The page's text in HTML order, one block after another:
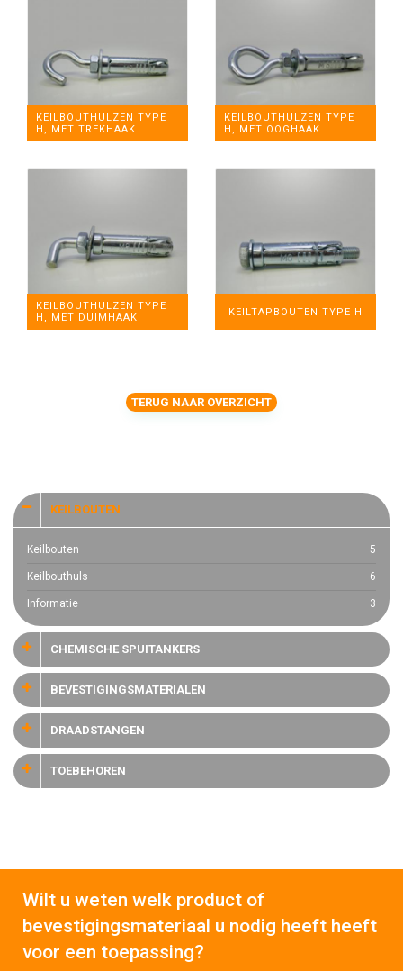
KEILBOUTHULZEN TYPE
H, MET TREKHAAK
KEILBOUTHULZEN TYPE
H, MET OOGHAAK
KEILBOUTHULZEN TYPE
H, MET DUIMHAAK
KEILTAPBOUTEN TYPE H
TERUG NAAR OVERZICHT
KEILBOUTEN
Keilbouten 5
Keilbouthuls 6
Informatie 3
CHEMISCHE SPUITANKERS
BEVESTIGINGSMATERIALEN
DRAADSTANGEN
TOEBEHOREN
Wilt u weten welk product of
bevestigingsmateriaal u nodig heeft heeft
voor een toepassing?